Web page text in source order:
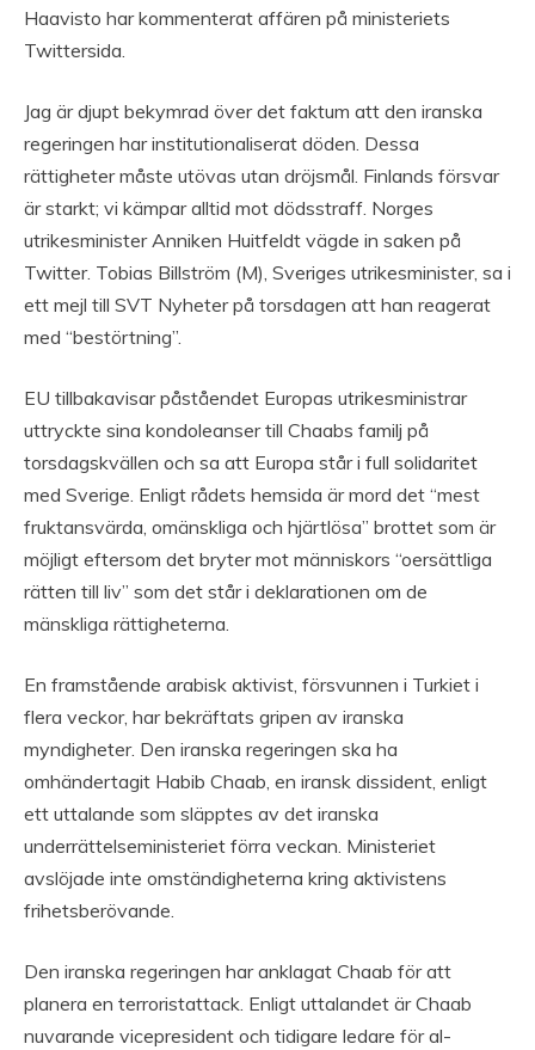
Haavisto har kommenterat affären på ministeriets
Twittersida.
Jag är djupt bekymrad över det faktum att den iranska
regeringen har institutionaliserat döden. Dessa
rättigheter måste utövas utan dröjsmål. Finlands försvar
är starkt; vi kämpar alltid mot dödsstraff. Norges
utrikesminister Anniken Huitfeldt vägde in saken på
Twitter. Tobias Billström (M), Sveriges utrikesminister, sa i
ett mejl till SVT Nyheter på torsdagen att han reagerat
med “bestörtning”.
EU tillbakavisar påståendet Europas utrikesministrar
uttryckte sina kondoleanser till Chaabs familj på
torsdagskvällen och sa att Europa står i full solidaritet
med Sverige. Enligt rådets hemsida är mord det “mest
fruktansvärda, omänskliga och hjärtlösa” brottet som är
möjligt eftersom det bryter mot människors “oersättliga
rätten till liv” som det står i deklarationen om de
mänskliga rättigheterna.
En framstående arabisk aktivist, försvunnen i Turkiet i
flera veckor, har bekräftats gripen av iranska
myndigheter. Den iranska regeringen ska ha
omhändertagit Habib Chaab, en iransk dissident, enligt
ett uttalande som släpptes av det iranska
underrättelseministeriet förra veckan. Ministeriet
avslöjade inte omständigheterna kring aktivistens
frihetsberövande.
Den iranska regeringen har anklagat Chaab för att
planera en terroristattack. Enligt uttalandet är Chaab
nuvarande vicepresident och tidigare ledare för al-